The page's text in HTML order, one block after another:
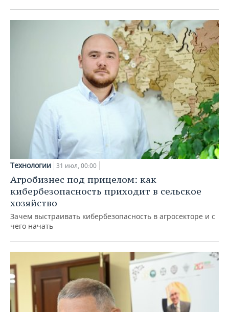
Технологии 31 июл, 00:00
Агробизнес под прицелом: как
кибербезопасность приходит в сельское
хозяйство
Зачем выстраивать кибербезопасность в агросекторе и с
чего начать